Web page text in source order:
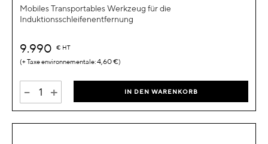
Mobiles Transportables Werkzeug für die
Induktionsschleifenentfernung
9.990 € HT
4,60 €
- + IN DEN WARENKORB